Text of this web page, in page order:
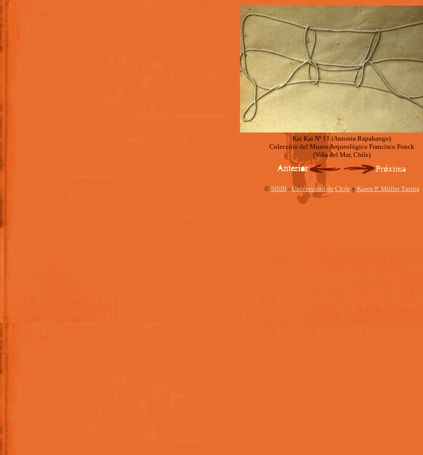
Kai Kai Nº 11 (Antonia Rapahango)
Colección del Museo Arqueológico Francisco Fonck
(Viña del Mar, Chile)
© SISIB - Universidad de Chiley Karen P. Müller Turina